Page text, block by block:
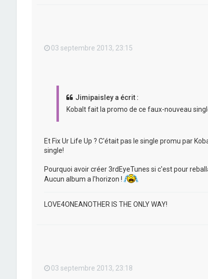
03 septembre 2013, 23:15
Jimipaisley a écrit :
Kobalt fait la promo de ce faux-nouveau
Et Fix Ur Life Up ? C'était pas le single promu par
single!
Pourquoi avoir créer 3rdEyeTunes si c'est pour
Aucun album a l'horizon !
LOVE4ONEANOTHER IS THE ONLY WAY!
03 septembre 2013, 23:18